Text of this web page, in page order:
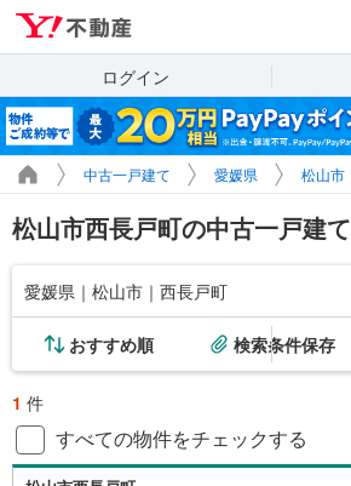
ログイン
中古一戸建て 愛媛県 松山市
松山市西長戸町の中古一戸建て
愛媛県｜松山市｜西長戸町
おすすめ順 検索条件保存
1 件
すべての物件をチェックする